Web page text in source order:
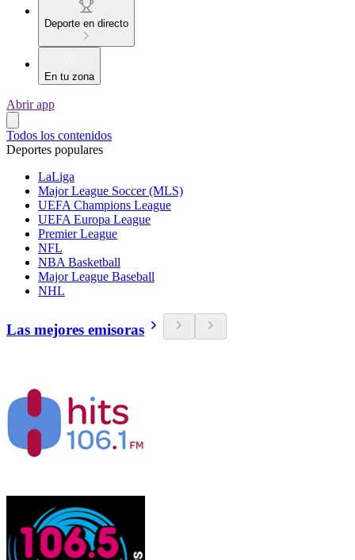
Deporte en directo
En tu zona
Abrir app
Todos los contenidos
Deportes populares
LaLiga
Major League Soccer (MLS)
UEFA Champions League
UEFA Europa League
Premier League
NFL
NBA Basketball
Major League Baseball
NHL
Las mejores emisoras